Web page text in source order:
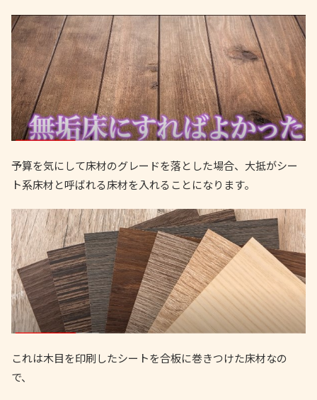
予算を気にして床材のグレードを落とした場合、大抵がシー
ト系床材と呼ばれる床材を入れることになります。
これは木目を印刷したシートを合板に巻きつけた床材なの
で、